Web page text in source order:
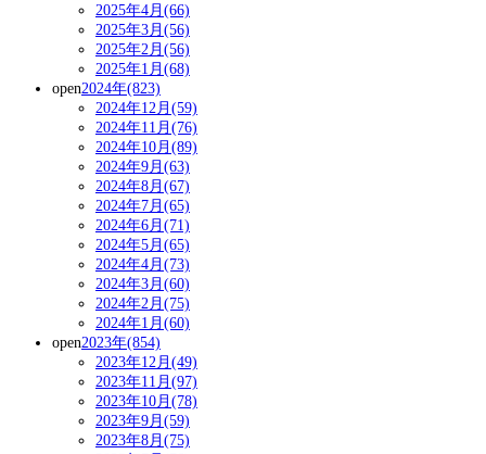
2025年4月(66)
2025年3月(56)
2025年2月(56)
2025年1月(68)
open2024年(823)
2024年12月(59)
2024年11月(76)
2024年10月(89)
2024年9月(63)
2024年8月(67)
2024年7月(65)
2024年6月(71)
2024年5月(65)
2024年4月(73)
2024年3月(60)
2024年2月(75)
2024年1月(60)
open2023年(854)
2023年12月(49)
2023年11月(97)
2023年10月(78)
2023年9月(59)
2023年8月(75)